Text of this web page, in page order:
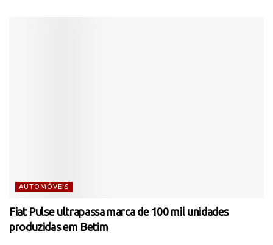
AUTOMÓVEIS
Fiat Pulse ultrapassa marca de 100 mil unidades
produzidas em Betim